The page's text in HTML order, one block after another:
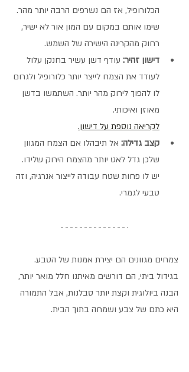
הכלורופיל, אז הם נשרפים הרבה יותר מהר.
שימו אותם במקום עם המון אור לא ישיר,
רחוק מהקרינה הישירה של השמש.
דישון זהיר: עודף דשן עשיר בחנקן עלול
לעודד את הצמח לייצר יותר כלורופיל ולגרום
לו להפוך לירוק מהר יותר. השתמשו בדשן
מאוזן ואיכותי.
לקריאה נוספת על דישון.
קצב גדילה: אל תיבהלו אם הצמח המגוון
שלכן גדל לאט יותר מהצמח הירוק שלידו.
יש לו פחות שטח עבודה לייצור אנרגיה, וזה
טבעי לגמרי.
צמחים מגוונים הם יצירת אמנות של הטבע.
בגידול ביתי, הם דורשים מאיתנו חלל מואר יותר,
הבנה ביולוגית וקצת יותר סבלנות, אבל התמורה
היא כתם של צבע ושמחה בתוך הבית.